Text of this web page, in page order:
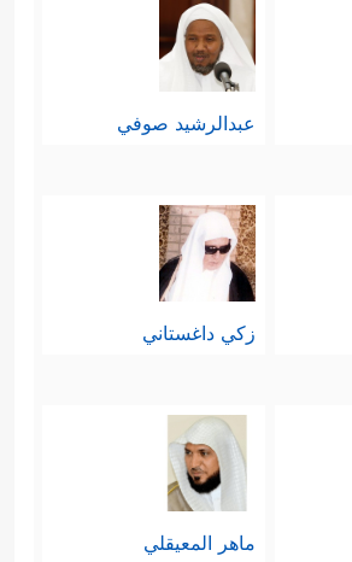
عبدالرشيد صوفي
زكي داغستاني
ماهر المعيقلي